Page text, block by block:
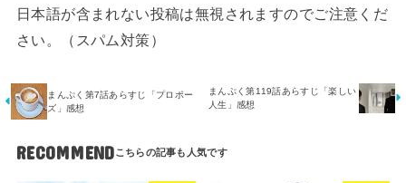
日本語が含まれない投稿は無視されますのでご注意くだ
さい。（スパム対策）
まんぷく第7話あらすじ「プロポー
ズ」感想
まんぷく第119話あらすじ「楽しい
人生」感想
RECOMMEND